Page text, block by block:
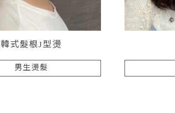
韓式髮根J型燙
男生燙髮